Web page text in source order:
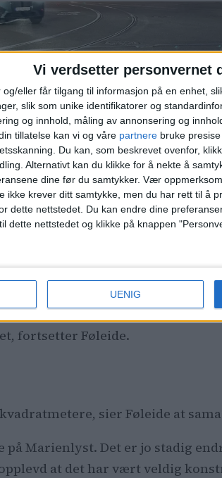
Vi verdsetter personvernet
eller får tilgang til informasjon på en enhet,
slik som unike identifikatorer og
og innhold, måling av annonsering og
tillatelse kan vi og våre partnere bruke
Du kan, som beskrevet ovenfor,
Alternativt kan du klikke for å nekte å
dine før du samtykker. Vær
ikke krever ditt samtykke, men du har rett til å
dette nettstedet. Du kan endre dine
dette nettstedet og klikke på knappen
UENIG
bevegelser i
faser ut diesel og bensin og
fortsetter Føleide.
sier Føleide at
Marienlyst. Det er jo stadig
at det har vært veldig